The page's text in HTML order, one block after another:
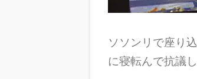
ソソンリで座り
に寝転んで抗議